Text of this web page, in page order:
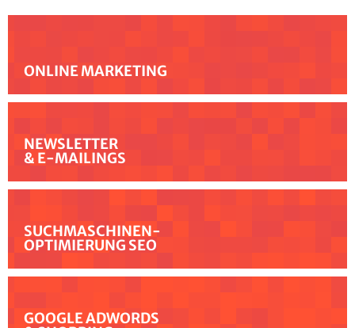
ONLINE MARKETING
NEWSLETTER
& E-MAILINGS
SUCHMASCHINEN-
OPTIMIERUNG SEO
GOOGLE ADWORDS